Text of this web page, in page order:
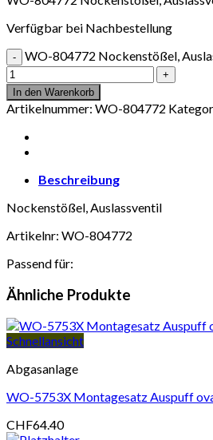
Verfügbar bei Nachbestellung
WO-804772 Nockenstößel,
In den Warenkorb
Artikelnummer: WO-804772
Beschreibung
Nockenstößel, Auslassventil
Artikelnr: WO-804772
Passend für:
Ähnliche Produkte
Schnellansicht
Abgasanlage
WO-5753X Montagesatz Auspuff
CHF64.40